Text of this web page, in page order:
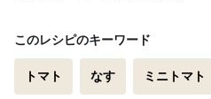
このレシピのキーワード
トマト なす ミニトマト